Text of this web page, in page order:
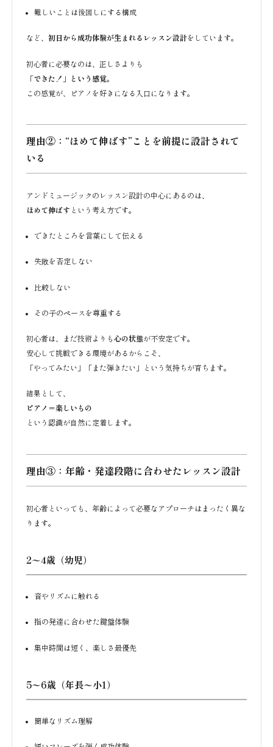
難しいことは後回しにする構成
など、初日から成功体験が生まれるレッスン設計をしています。
初心者に必要なのは、正しさよりも
「できた！」という感覚。
この感覚が、ピアノを好きになる入口になります。
理由②：“ほめて伸ばす”ことを前提に設計されて
いる
アンドミュージックのレッスン設計の中心にあるのは、
ほめて伸ばす という考え方です。
できたところを言葉にして伝える
失敗を否定しない
比較しない
その子のペースを尊重する
初心者は、まだ技術よりも心の状態が不安定です。
安心して挑戦できる環境があるからこそ、
「やってみたい」「また弾きたい」という気持ちが育ちます。
結果として、
ピアノ＝楽しいもの
という認識が自然に定着します。
理由③：年齢・発達段階に合わせたレッスン設計
初心者といっても、年齢によって必要なアプローチはまったく異な
ります。
2〜4歳（幼児）
音やリズムに触れる
指の発達に合わせた鍵盤体験
集中時間は短く、楽しさ最優先
5〜6歳（年長〜小1）
簡単なリズム理解